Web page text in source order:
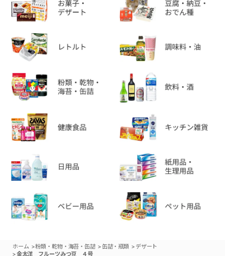
ホーム >粉類・乾物・海苔・缶詰 >缶詰・瓶類 > デザート
>金太洋 フルーツみつ豆 ４号